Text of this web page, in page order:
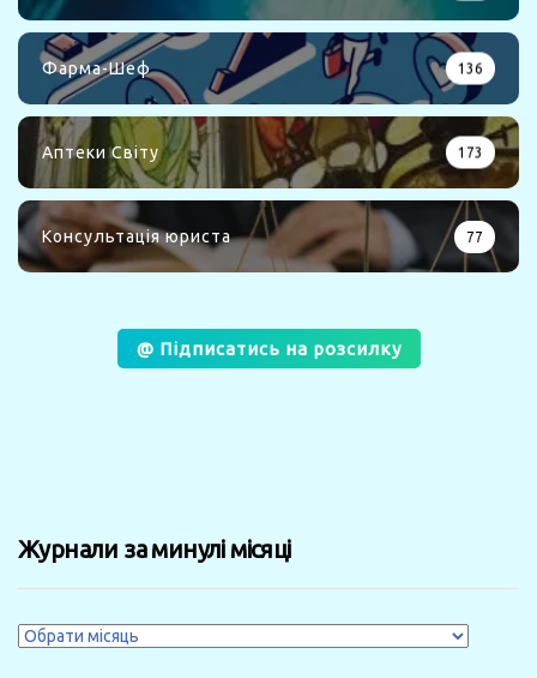
Фарма-Шеф 136
Аптеки Світу 173
Консультація юриста 77
@ Підписатись на розсилку
Журнали за минулі місяці
Журнали